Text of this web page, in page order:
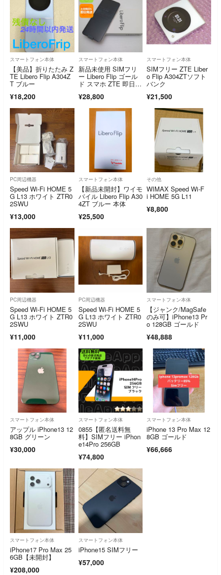
スマートフォン本体
【美品】折りたたみ Z
TE Libero Flip A304Z
T ブルー
¥18,200
スマートフォン本体
新品未使用 SIMフリ
ー Libero Flip ゴール
ド スマホ ZTE 即日発
¥28,800
スマートフォン本体
SIMフリー ZTE Liber
o Flip A304ZTソフト
バンク
¥21,500
PC周辺機器
Speed Wi-Fi HOME 5
G L13 ホワイト ZTR0
2SWU
¥13,000
スマートフォン本体
【新品未開封】ワイモ
バイル Libero Flip A30
4ZT ブルー 本体
¥25,500
その他
WIMAX Speed Wi-F
i HOME 5G L11
¥8,800
PC周辺機器
Speed Wi-Fi HOME 5
G L13 ホワイト ZTR0
2SWU
¥11,000
PC周辺機器
Speed Wi-Fi HOME 5
G L13 ホワイト ZTR0
2SWU
¥11,000
スマートフォン本体
【ジャンク/MagSafe
のみ可】iPhone13 Pr
o 128GB ゴールド
¥48,888
スマートフォン本体
アップル iPhone13 12
8GB グリーン
¥30,000
スマートフォン本体
0855【匿名送料無
料】SIMフリー iPhon
e14Pro 256GB
¥74,800
スマートフォン本体
iPhone 13 Pro Max 12
8GB ゴールド
¥66,666
スマートフォン本体
iPhone17 Pro Max 25
6GB【未開封】
¥208,000
スマートフォン本体
iPhone15 SIMフリー
¥57,000